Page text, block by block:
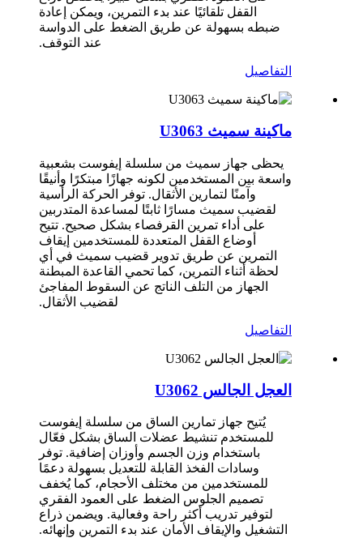
القفل تلقائيًا عند بدء التمرين، ويمكن إعادة
ضبطه بسهولة عن طريق الضغط على الدواسة
عند التوقف.
التفاصيل
ماكينة سميث U3063
يحظى جهاز سميث من سلسلة إيفوست بشعبية
واسعة بين المستخدمين لكونه جهازًا مبتكرًا وأنيقًا
وآمنًا لتمارين الأثقال. توفر الحركة الرأسية
لقضيب سميث مسارًا ثابتًا لمساعدة المتدربين
على أداء تمرين القرفصاء بشكل صحيح. تتيح
أوضاع القفل المتعددة للمستخدمين إيقاف
التمرين عن طريق تدوير قضيب سميث في أي
لحظة أثناء التمرين، كما تحمي القاعدة المبطنة
الجهاز من التلف الناتج عن السقوط المفاجئ
لقضيب الأثقال.
التفاصيل
العجل الجالس U3062
يُتيح جهاز تمارين الساق من سلسلة إيفوست
للمستخدم تنشيط عضلات الساق بشكل فعّال
باستخدام وزن الجسم وأوزان إضافية. توفر
وسادات الفخذ القابلة للتعديل بسهولة دعمًا
للمستخدمين من مختلف الأحجام، كما يُخفف
تصميم الجلوس الضغط على العمود الفقري
لتوفير تدريب أكثر راحة وفعالية. ويضمن ذراع
التشغيل والإيقاف الأمان عند بدء التمرين وإنهائه.